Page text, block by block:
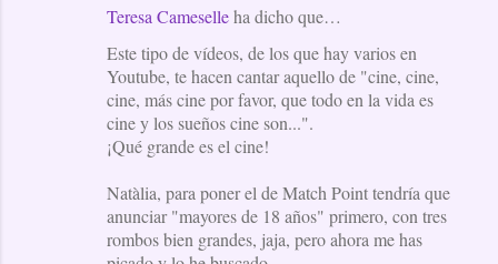
Teresa Cameselleha dicho que…
Este tipo de vídeos, de los que hay varios en
Youtube, te hacen cantar aquello de "cine, cine,
cine, más cine por favor, que todo en la vida es
cine y los sueños cine son...".
¡Qué grande es el cine!
Natàlia, para poner el de Match Point tendría que
anunciar "mayores de 18 años" primero, con tres
rombos bien grandes, jaja, pero ahora me has